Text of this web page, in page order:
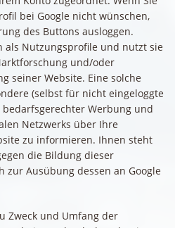
bei Google nicht wünschen,
des Buttons ausloggen.
als Nutzungsprofile und nutzt sie
und/oder
seiner Website. Eine solche
(selbst für nicht eingeloggte
Werbung und
Netzwerks über Ihre
zu informieren. Ihnen steht
die Bildung dieser
zur Ausübung dessen an Google
Zweck und Umfang der